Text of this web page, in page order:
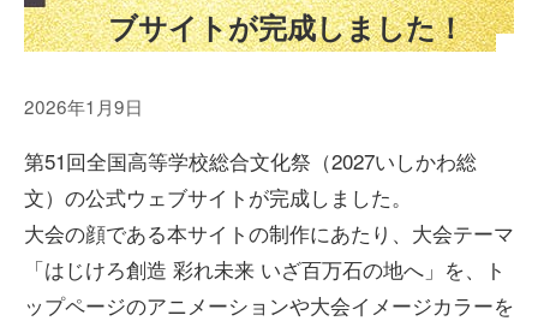
ブサイトが完成しました！
2026年1月9日
第51回全国高等学校総合文化祭（2027いしかわ総
文）の公式ウェブサイトが完成しました。
大会の顔である本サイトの制作にあたり、大会テーマ
「はじけろ創造 彩れ未来 いざ百万石の地へ」を、ト
ップページのアニメーションや大会イメージカラーを